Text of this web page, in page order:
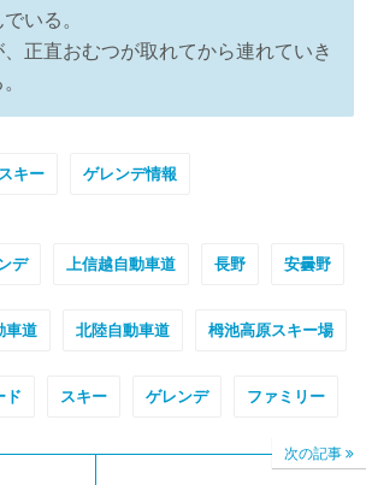
いる。
正直おむつが取れてから連れていき
キー ゲレンデ情報
デ 上信越自動車道 長野 安曇野
車道 北陸自動車道 栂池高原スキー場
ド スキー ゲレンデ ファミリー
次の記事